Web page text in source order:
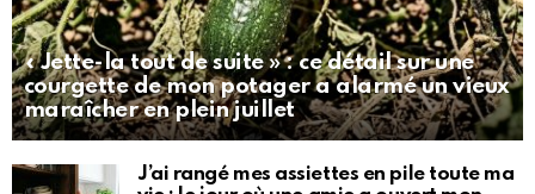
« Jette-la tout de suite » : ce détail sur une
courgette de mon potager a alarmé un vieux
maraîcher en plein juillet
J’ai rangé mes assiettes en pile toute ma